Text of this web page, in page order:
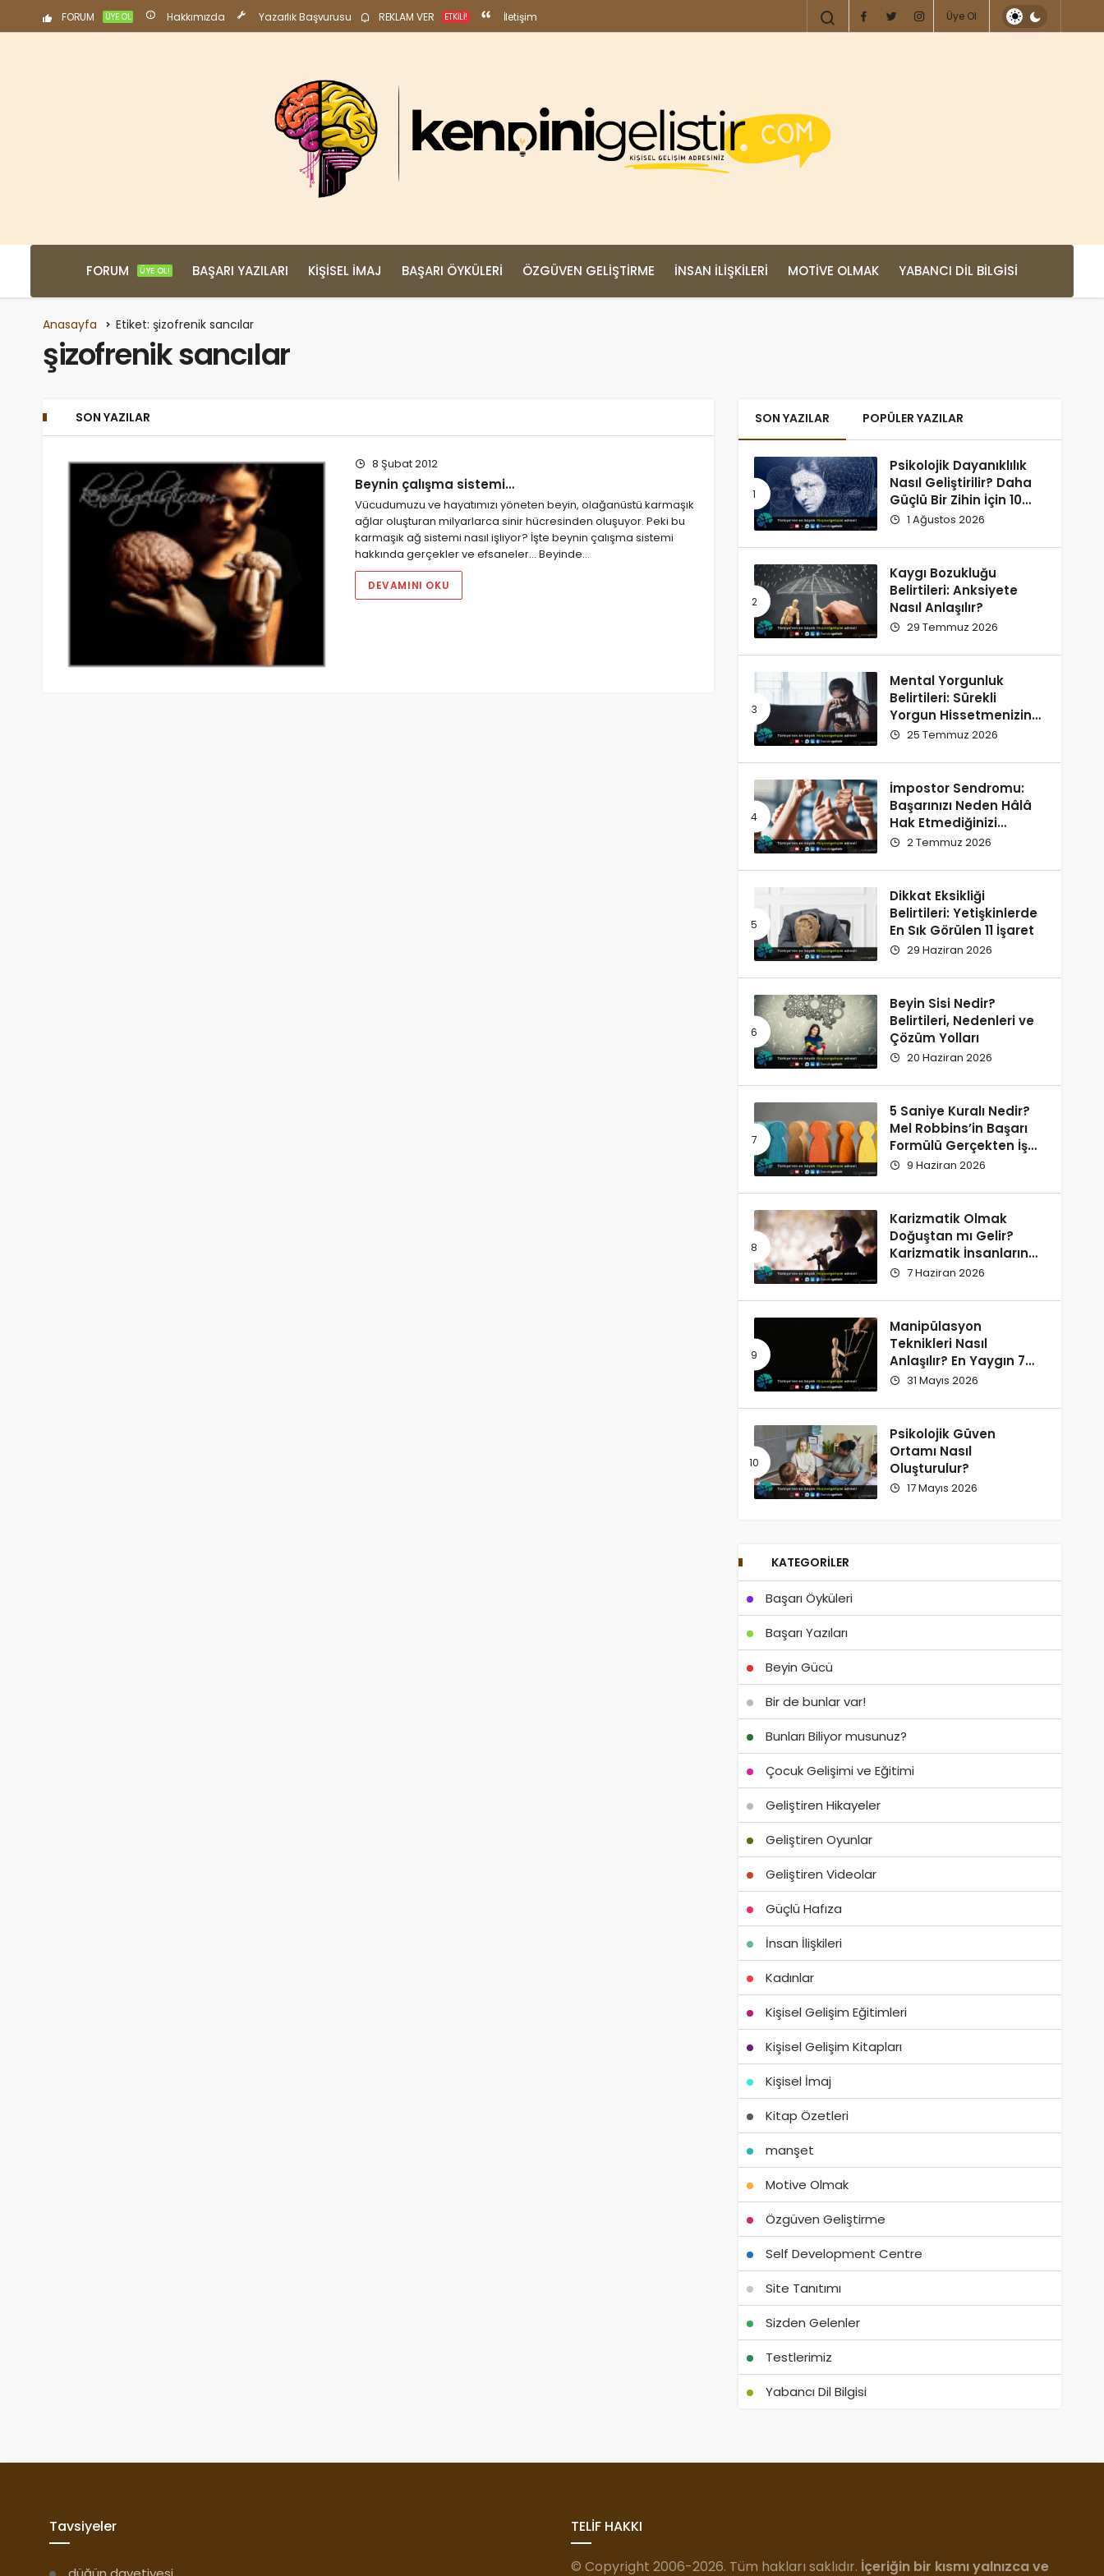
FORUM ÜYE OL Hakkımızda Yazarlık Başvurusu REKLAM VER ETKILI! İletişim Üye Ol
FORUM ÜYE OL! BAŞARI YAZILARI KIŞISEL İMAJ BAŞARI ÖYKÜLERI ÖZGÜVEN GELIŞTIRME İNSAN İLIŞKILERI MOTIVE OLMAK YABANCI DIL BILGISI
Anasayfa Etiket: şizofrenik sancılar
şizofrenik sancılar
SON YAZILAR
8 Şubat 2012
Beynin çalışma sistemi…
Vücudumuzu ve hayatımızı yöneten beyin, olağanüstü karmaşık
ağlar oluşturan milyarlarca sinir hücresinden oluşuyor. Peki bu
karmaşık ağ sistemi nasıl işliyor? İşte beynin çalışma sistemi
hakkında gerçekler ve efsaneler... Beyinde…
DEVAMINI OKU
SON YAZILAR POPÜLER YAZILAR
Psikolojik Dayanıklılık
Nasıl Geliştirilir? Daha
Güçlü Bir Zihin İçin 10
Alışkanlık
1 Ağustos 2026
Kaygı Bozukluğu
Belirtileri: Anksiyete
Nasıl Anlaşılır?
29 Temmuz 2026
Mental Yorgunluk
Belirtileri: Sürekli
Yorgun Hissetmenizin
12 Olası Nedeni
25 Temmuz 2026
İmpostor Sendromu:
Başarınızı Neden Hâlâ
Hak Etmediğinizi
Düşünüyorsunuz?
2 Temmuz 2026
Dikkat Eksikliği
Belirtileri: Yetişkinlerde
En Sık Görülen 11 İşaret
29 Haziran 2026
Beyin Sisi Nedir?
Belirtileri, Nedenleri ve
Çözüm Yolları
20 Haziran 2026
5 Saniye Kuralı Nedir?
Mel Robbins’in Başarı
Formülü Gerçekten İşe
Yarıyor
9 Haziran 2026
Karizmatik Olmak
Doğuştan mı Gelir?
Karizmatik İnsanların
Ortak Özellikleri
7 Haziran 2026
Manipülasyon
Teknikleri Nasıl
Anlaşılır? En Yaygın 7
İşaret
31 Mayıs 2026
Psikolojik Güven
Ortamı Nasıl
Oluşturulur?
17 Mayıs 2026
KATEGORILER
Başarı Öyküleri
Başarı Yazıları
Beyin Gücü
Bir de bunlar var!
Bunları Biliyor musunuz?
Çocuk Gelişimi ve Eğitimi
Geliştiren Hikayeler
Geliştiren Oyunlar
Geliştiren Videolar
Güçlü Hafıza
İnsan İlişkileri
Kadınlar
Kişisel Gelişim Eğitimleri
Kişisel Gelişim Kitapları
Kişisel İmaj
Kitap Özetleri
manşet
Motive Olmak
Özgüven Geliştirme
Self Development Centre
Site Tanıtımı
Sizden Gelenler
Testlerimiz
Yabancı Dil Bilgisi
Tavsiyeler TELİF HAKKI
© Copyright 2006-2026. Tüm hakları saklıdır. İçeriğin bir kısmı yalnızca ve